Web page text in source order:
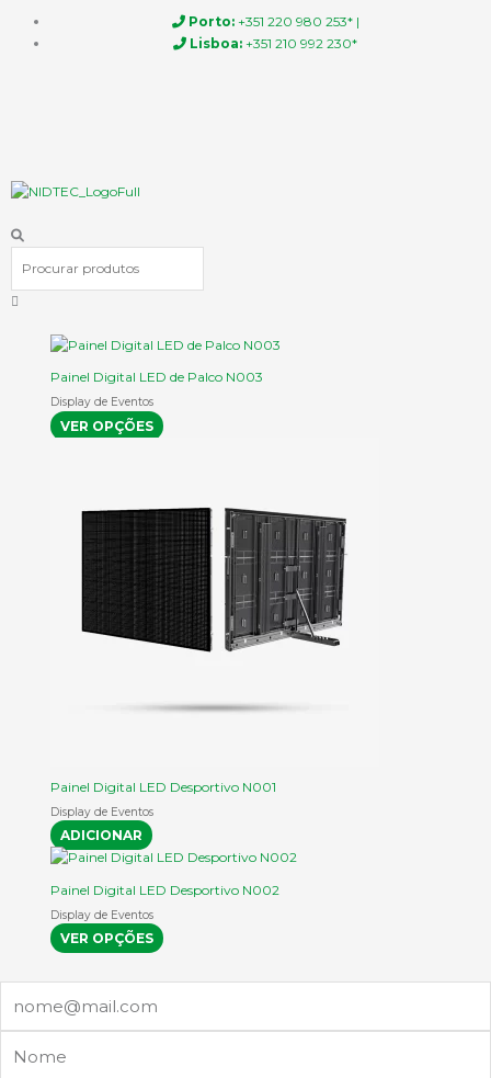
Porto:+351 220 980 253* |
Lisboa: +351 210 992 230*
Procurar
Painel Digital LED de Palco N003
Display de Eventos
VER OPÇÕES
This
multiple
variants.
chosen
product
Painel Digital LED Desportivo N001
Display de Eventos
ADICIONAR
Painel Digital LED Desportivo N002
Display de Eventos
VER OPÇÕES
This
has
multiple
variants.
options
may
be
chosen